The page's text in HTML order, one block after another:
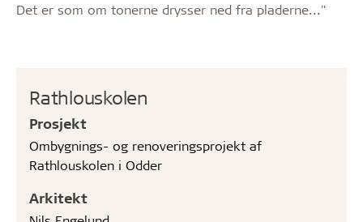
Rathlouskolen
Prosjekt
Ombygnings- og renoveringsprojekt af
Rathlouskolen i Odder
Arkitekt
Det er som om tonerne drysser ned fra pladerne..."